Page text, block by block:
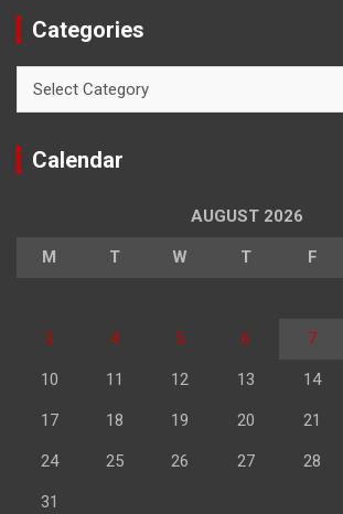
Categories
Calendar
AUGUST 2026
M T W T F
3 4 5 6 7
10 11 12 13 14
17 18 19 20 21
24 25 26 27 28
31